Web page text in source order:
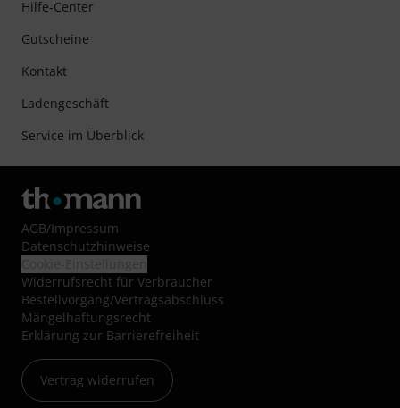
Hilfe-Center
Gutscheine
Kontakt
Ladengeschäft
Service im Überblick
AGB/Impressum
Datenschutzhinweise
Widerrufsrecht für Verbraucher
Bestellvorgang/Vertragsabschluss
Mängelhaftungsrecht
Erklärung zur Barrierefreiheit
Vertrag widerrufen